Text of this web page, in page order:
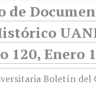
de
120, Enero 1